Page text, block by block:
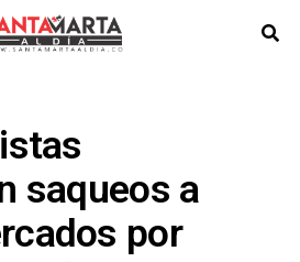
saqueos a
por